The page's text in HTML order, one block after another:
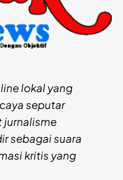
lokal yang
seputar
jurnalisme
sebagai suara
kritis yang